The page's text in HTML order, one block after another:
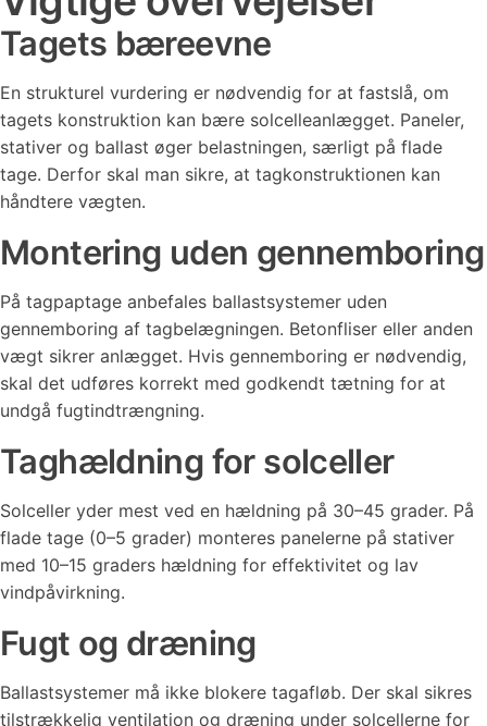
Tagets bæreevne
En strukturel vurdering er nødvendig for at fastslå, om
tagets konstruktion kan bære solcelleanlægget. Paneler,
stativer og ballast øger belastningen, særligt på flade
tage. Derfor skal man sikre, at tagkonstruktionen kan
håndtere vægten.
Montering uden gennemboring
På tagpaptage anbefales ballastsystemer uden
gennemboring af tagbelægningen. Betonfliser eller anden
vægt sikrer anlægget. Hvis gennemboring er nødvendig,
skal det udføres korrekt med godkendt tætning for at
undgå fugtindtrængning.
Taghældning for solceller
Solceller yder mest ved en hældning på 30–45 grader. På
flade tage (0–5 grader) monteres panelerne på stativer
med 10–15 graders hældning for effektivitet og lav
vindpåvirkning.
Fugt og dræning
Ballastsystemer må ikke blokere tagafløb. Der skal sikres
tilstrækkelig ventilation og dræning under solcellerne for